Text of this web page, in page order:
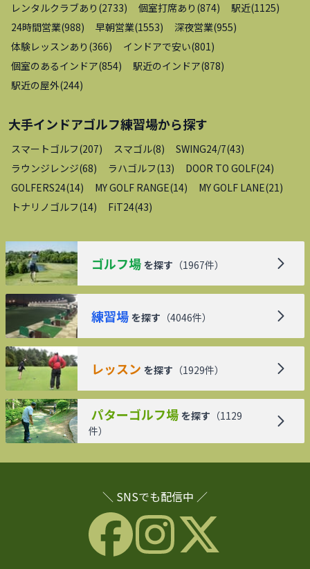
レンタルクラブあり (2733) 個室打席あり (874) 駅近(1125)
24時間営業(988) 早朝営業(1553) 深夜営業(955)
体験レッスンあり (366) インドアで安い(801)
個室のあるインドア(854) 駅近のインドア(878)
駅近の屋外(244)
大手インドアゴルフ練習場から探す
スマートゴルフ(207) スマゴル(8) SWING24/7(43)
ラウンジレンジ(68) ラハゴルフ(13) DOOR TO GOLF(24)
GOLFERS24(14) MY GOLF RANGE(14) MY GOLF LANE(21)
トナリノゴルフ(14) FiT24(43)
ゴルフ場 を探す （1967件）
練習場 を探す （4046件）
レッスン を探す （1929件）
パターゴルフ場 を探す （1129
件）
＼ SNSでも配信中 ／